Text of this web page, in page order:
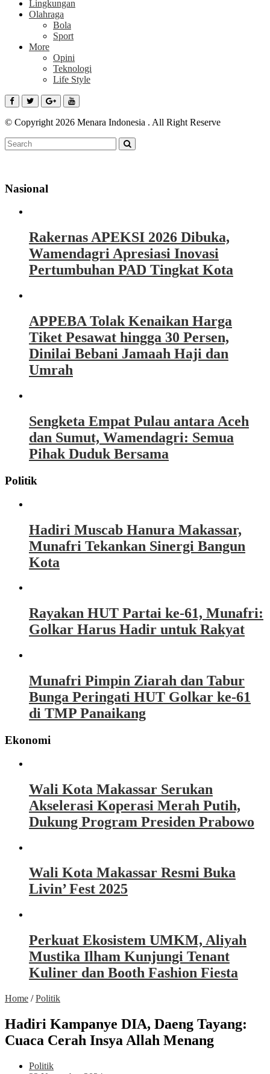
Lingkungan
Olahraga
Bola
Sport
More
Opini
Teknologi
Life Style
© Copyright 2026 Menara Indonesia . All Right Reserve
Nasional
Rakernas APEKSI 2026 Dibuka,
Wamendagri Apresiasi Inovasi
Pertumbuhan PAD Tingkat Kota
APPEBA Tolak Kenaikan Harga
Tiket Pesawat hingga 30 Persen,
Dinilai Bebani Jamaah Haji dan
Umrah
Sengketa Empat Pulau antara Aceh
dan Sumut, Wamendagri: Semua
Pihak Duduk Bersama
Politik
Hadiri Muscab Hanura Makassar,
Munafri Tekankan Sinergi Bangun
Kota
Rayakan HUT Partai ke-61, Munafri:
Golkar Harus Hadir untuk Rakyat
Munafri Pimpin Ziarah dan Tabur
Bunga Peringati HUT Golkar ke-61
di TMP Panaikang
Ekonomi
Wali Kota Makassar Serukan
Akselerasi Koperasi Merah Putih,
Dukung Program Presiden Prabowo
Wali Kota Makassar Resmi Buka
Livin’ Fest 2025
Perkuat Ekosistem UMKM, Aliyah
Mustika Ilham Kunjungi Tenant
Kuliner dan Booth Fashion Fiesta
Home /Politik
Hadiri Kampanye DIA, Daeng Tayang:
Cuaca Cerah Insya Allah Menang
Politik